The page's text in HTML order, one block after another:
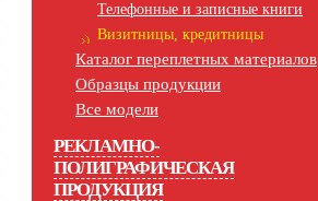
Телефонные и записные книги
Визитницы, кредитницы
Каталог переплетных материалов
Образцы продукции
Все модели
РЕКЛАМНО-
ПОЛИГРАФИЧЕСКАЯ
ПРОДУКЦИЯ